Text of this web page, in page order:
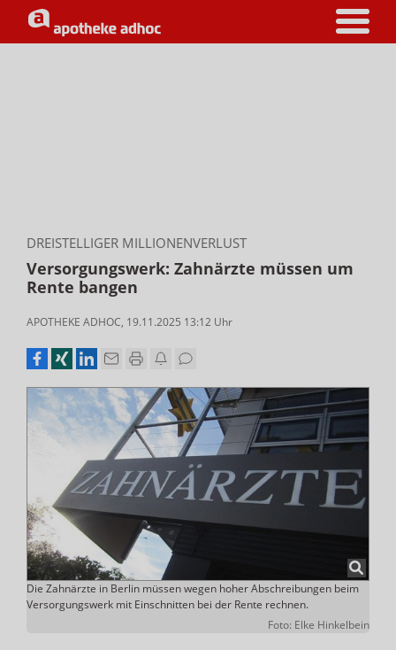
DREISTELLIGER MILLIONENVERLUST
Versorgungswerk: Zahnärzte müssen um
Rente bangen
APOTHEKE ADHOC, 19.11.2025 13:12 Uhr
Die Zahnärzte in Berlin müssen wegen hoher Abschreibungen beim
Versorgungswerk mit Einschnitten bei der Rente rechnen.
Foto: Elke Hinkelbein